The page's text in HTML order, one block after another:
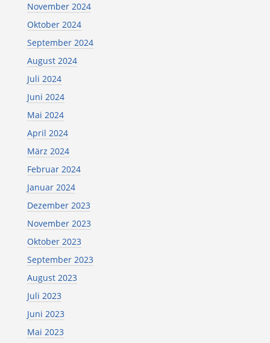
November 2024
Oktober 2024
September 2024
August 2024
Juli 2024
Juni 2024
Mai 2024
April 2024
März 2024
Februar 2024
Januar 2024
Dezember 2023
November 2023
Oktober 2023
September 2023
August 2023
Juli 2023
Juni 2023
Mai 2023